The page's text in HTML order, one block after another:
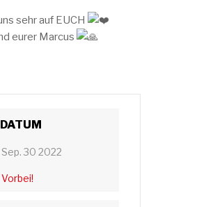
sehr auf EUCH
eurer Marcus
DATUM
Sep. 30 2022
Vorbei!